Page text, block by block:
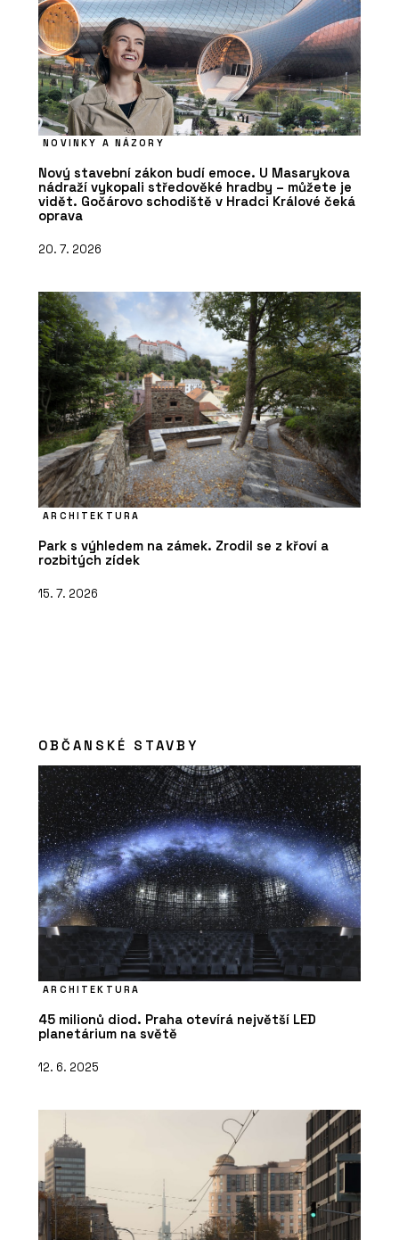
NOVINKY A NÁZORY
Nový stavební zákon budí emoce. U Masarykova
nádraží vykopali středověké hradby – můžete je
vidět. Gočárovo schodiště v Hradci Králové čeká
oprava
20. 7. 2026
ARCHITEKTURA
Park s výhledem na zámek. Zrodil se z křoví a
rozbitých zídek
15. 7. 2026
OBČANSKÉ STAVBY
ARCHITEKTURA
45 milionů diod. Praha otevírá největší LED
planetárium na světě
12. 6. 2025